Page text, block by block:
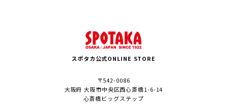
スポタカ公式ONLINE STORE
〒542-0086
大阪府 大阪市中央区西心斎橋1-6-14
心斎橋ビッグステップ